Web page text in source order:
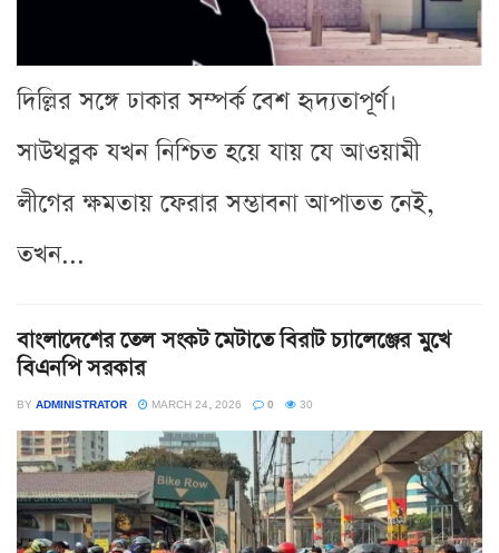
দিল্লির সঙ্গে ঢাকার সম্পর্ক বেশ হৃদ্যতাপূর্ণ।
সাউথব্লক যখন নিশ্চিত হয়ে যায় যে আওয়ামী
লীগের ক্ষমতায় ফেরার সম্ভাবনা আপাতত নেই,
তখন...
বাংলাদেশের তেল সংকট মেটাতে বিরাট চ্যালেঞ্জের মুখে
বিএনপি সরকার
BY ADMINISTRATOR MARCH 24, 2026 0 30